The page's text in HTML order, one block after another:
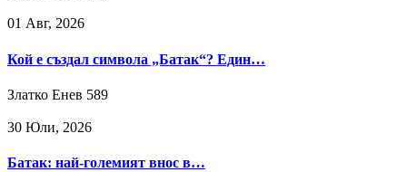
01 Авг, 2026
Кой е създал символа „Батак“? Един…
Златко Енев 589
30 Юли, 2026
Батак: най-големият внос в…